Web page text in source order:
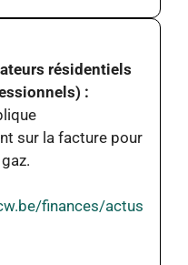
résidentiels
:
sur la facture pour
finances/actus